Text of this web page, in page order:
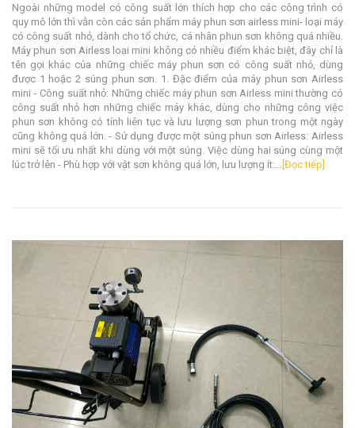
Ngoài những model có công suất lớn thích hợp cho các công trình có
quy mô lớn thì vẫn còn các sản phẩm máy phun sơn airless mini- loại máy
có công suất nhỏ, dành cho tổ chức, cá nhân phun sơn không quá nhiều.
Máy phun sơn Airless loại mini không có nhiều điểm khác biệt, đây chỉ là
tên gọi khác của những chiếc máy phun sơn có công suất nhỏ, dùng
được 1 hoặc 2 súng phun sơn. 1. Đặc điểm của máy phun sơn Airless
mini - Công suất nhỏ: Những chiếc máy phun sơn Airless mini thường có
công suất nhỏ hơn những chiếc máy khác, dùng cho những công việc
phun sơn không có tính liên tục và lưu lượng sơn phun trong một ngày
cũng không quá lớn. - Sử dụng được một súng phun sơn Airless: Airless
mini sẽ tối ưu nhất khi dùng với một súng. Việc dùng hai súng cùng một
lúc trở lên - Phù hợp với vật sơn không quá lớn, lưu lượng ít:...
[Đọc tiếp]